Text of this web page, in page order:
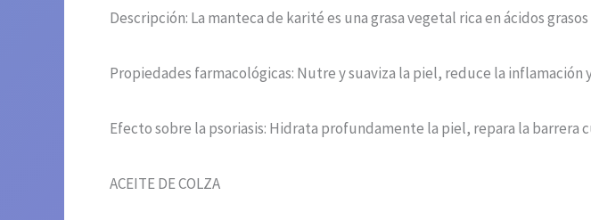
Descripción: La manteca de karité es una grasa vegetal rica en ácidos
Propiedades farmacológicas: Nutre y suaviza la piel, reduce la inflamación
Efecto sobre la psoriasis: Hidrata profundamente la piel, repara la barrera
ACEITE DE COLZA